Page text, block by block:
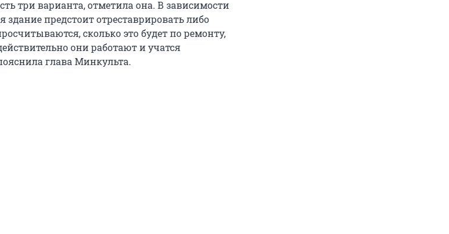
три варианта, отметила она. В зависимости
здание предстоит отреставрировать либо
сколько это будет по ремонту,
они работают и учатся
глава Минкульта.